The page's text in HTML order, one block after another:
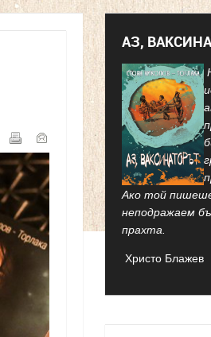
АЗ,
Ако той
неподражаем
прахта.
Христо Блажев